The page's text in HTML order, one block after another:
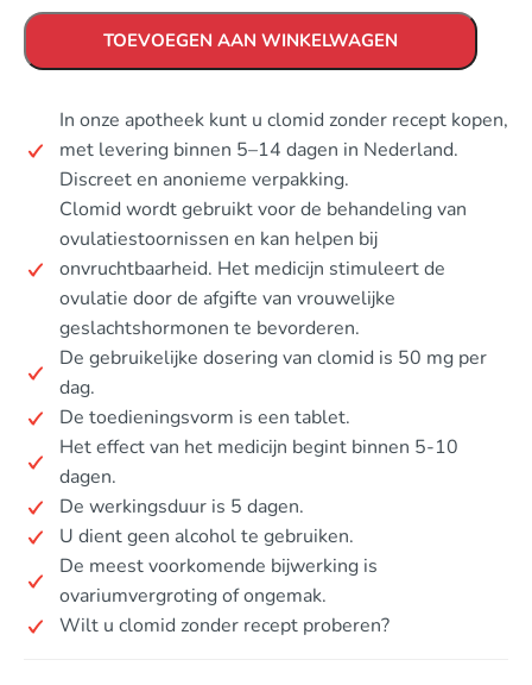
TOEVOEGEN AAN WINKELWAGEN
In onze apotheek kunt u clomid zonder recept kopen,
met levering binnen 5–14 dagen in Nederland.
Discreet en anonieme verpakking.
Clomid wordt gebruikt voor de behandeling van
ovulatiestoornissen en kan helpen bij
onvruchtbaarheid. Het medicijn stimuleert de
ovulatie door de afgifte van vrouwelijke
geslachtshormonen te bevorderen.
De gebruikelijke dosering van clomid is 50 mg per
dag.
De toedieningsvorm is een tablet.
Het effect van het medicijn begint binnen 5-10
dagen.
De werkingsduur is 5 dagen.
U dient geen alcohol te gebruiken.
De meest voorkomende bijwerking is
ovariumvergroting of ongemak.
Wilt u clomid zonder recept proberen?